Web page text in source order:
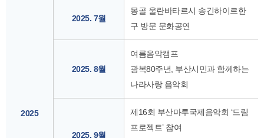
2025
2025. 7월
몽골 울란바타르시 송긴하이르한
구 방문 문화공연
2025. 8월
여름음악캠프
광복80주년, 부산시민과 함께하는
나라사랑 음악회
2025. 9월
제16회 부산마루국제음악회 ‘드림
프로젝트’ 참여